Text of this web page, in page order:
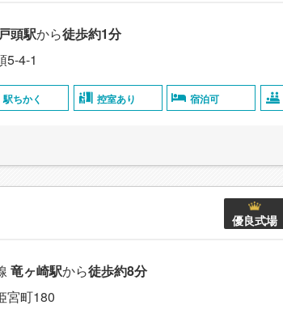
戸頭駅から徒歩約1分
5-4-1
駅ちかく 控室あり 宿泊可
優良式場
竜ヶ崎駅から徒歩約8分
宮町180